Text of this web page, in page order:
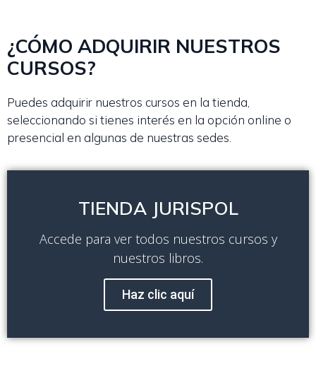
¿CÓMO ADQUIRIR NUESTROS
CURSOS?
Puedes adquirir nuestros cursos en la tienda,
seleccionando si tienes interés en la opción online o
presencial en algunas de nuestras sedes.
TIENDA JURISPOL
Accede para ver todos nuestros cursos y
nuestros libros.
Haz clic aquí